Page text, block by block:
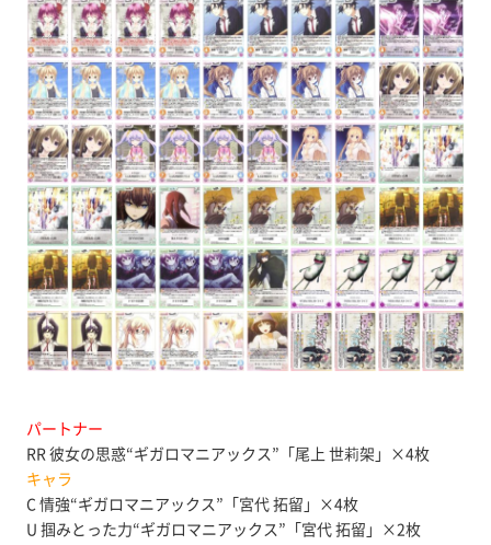
パートナー
RR 彼女の思惑“ギガロマニアックス”「尾上 世莉架」×4枚
キャラ
C 情強“ギガロマニアックス”「宮代 拓留」×4枚
U 掴みとった力“ギガロマニアックス”「宮代 拓留」×2枚